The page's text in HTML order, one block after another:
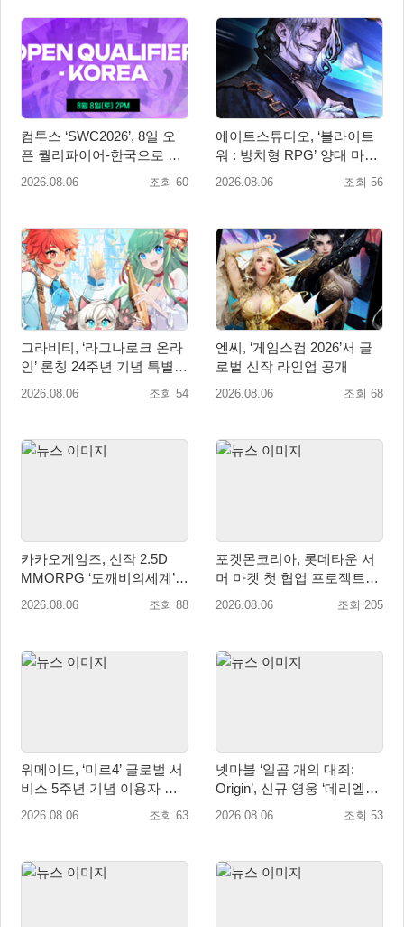
컴투스 ‘SWC2026’, 8일 오
픈 퀄리파이어-한국으로 시
즌 개막!
2026.08.06 조회 60
에이트스튜디오, ‘블라이트
워 : 방치형 RPG’ 양대 마켓
인기 순위 1위 달성
2026.08.06 조회 56
그라비티, ‘라그나로크 온라
인’ 론칭 24주년 기념 특별
감사 축제 실시!
2026.08.06 조회 54
엔씨, ‘게임스컴 2026’서 글
로벌 신작 라인업 공개
2026.08.06 조회 68
카카오게임즈, 신작 2.5D
MMORPG ‘도깨비의세계’
천만 배우 박지훈 광고 모델
2026.08.06 조회 88
포켓몬코리아, 롯데타운 서
머 마켓 첫 협업 프로젝트
‘포켓몬 별빛낙원’ 개최
2026.08.06 조회 205
위메이드, ‘미르4’ 글로벌 서
비스 5주년 기념 이용자 헌
정 영상 공개
2026.08.06 조회 63
넷마블 ‘일곱 개의 대죄:
Origin’, 신규 영웅 ‘데리엘리’
업데이트 실시
2026.08.06 조회 53